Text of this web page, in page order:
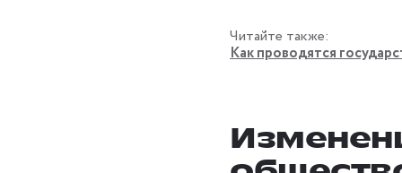
Читайте также:
Как проводятся